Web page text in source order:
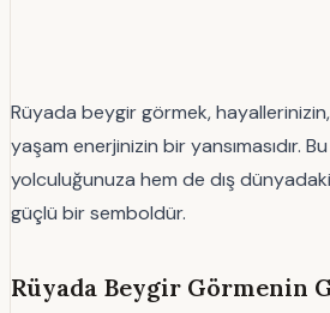
Rüyada beygir görmek,
yaşam enerjinizin bir yansımasıdır.
yolculuğunuza hem de dış
güçlü bir semboldür.
Rüyada Beygir Görmenin